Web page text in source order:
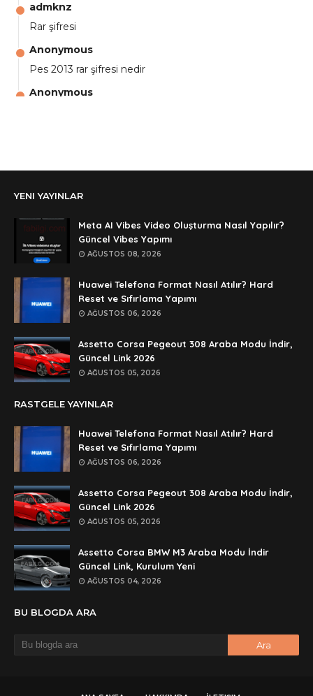
admknz
Rar şifresi
Anonymous
Pes 2013 rar şifresi nedir
Anonymous
şifre ?
Anonymous
şifre ögrenebilirmiyim
Anonymous
🥰🥰🥰
Anonymous
dedezıplatan31 beğend👌
Anonymous
rar dosyasının şifresi nedir
Anonymous
lan şifre ne şifre
şifre ne
YENI YAYINLAR
Meta AI Vibes Video Oluşturma Nasıl Yapılır?
Güncel Vibes Yapımı
AĞUSTOS 08, 2026
Huawei Telefona Format Nasıl Atılır? Hard
Reset ve Sıfırlama Yapımı
AĞUSTOS 06, 2026
Assetto Corsa Pegeout 308 Araba Modu İndir,
Güncel Link 2026
AĞUSTOS 05, 2026
RASTGELE YAYINLAR
Huawei Telefona Format Nasıl Atılır? Hard
Reset ve Sıfırlama Yapımı
AĞUSTOS 06, 2026
Assetto Corsa Pegeout 308 Araba Modu İndir,
Güncel Link 2026
AĞUSTOS 05, 2026
Assetto Corsa BMW M3 Araba Modu İndir
Güncel Link, Kurulum Yeni
AĞUSTOS 04, 2026
BU BLOGDA ARA